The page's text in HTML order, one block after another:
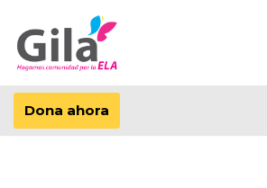
Saltar
al
contenido
Dona ahora